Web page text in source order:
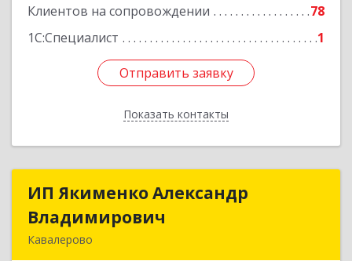
Клиентов на сопровождении
78
1С:Специалист
1
Отправить заявку
Показать контакты
Подробнее
Отправить заявку
Назад
ИП Якименко Александр
Владимирович
Кавалерово
ИП Якименко Александр